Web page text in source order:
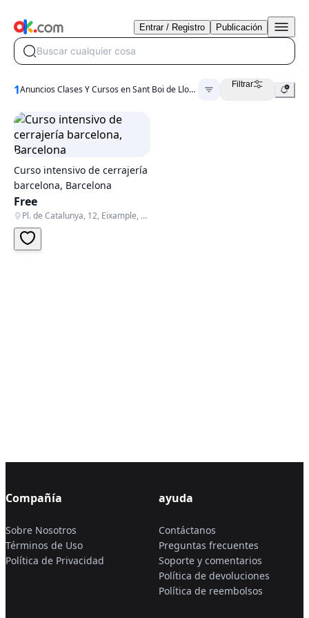
Buscar cualquier cosa
Entrar / Registro Publicación
1 Anuncios Clases Y Cursos en Sant Boi de Llobregat Filtrar
Curso intensivo de cerrajería
barcelona, Barcelona
Free
Pl. de Catalunya, 12, Eixample, 08002 Barcelona, Spain
Compañía
Sobre Nosotros
Términos de Uso
Política de Privacidad
ayuda
Contáctanos
Preguntas frecuentes
Soporte y comentarios
Política de devoluciones
Política de reembolsos